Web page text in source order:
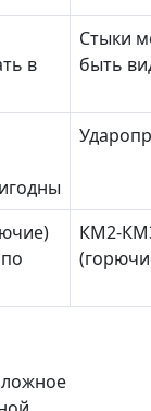
в
Стыки
быть
КМ2-